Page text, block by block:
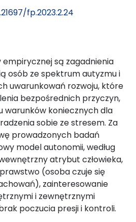
fp.2023.2.24
są zagadnienia
osób ze spektrum autyzmu i
uwarunkowań rozwoju, które
bezpośrednich przyczyn,
warunków koniecznych dla
sobie ze stresem. Za
prowadzonych badań
model autonomii, według
atrybut człowieka,
(osoba czuje się
zainteresowanie
i zewnętrznymi
poczucia presji i kontroli.